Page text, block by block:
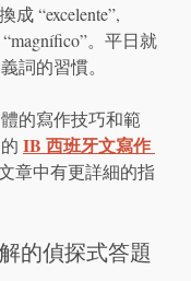
成 “excelente”,
“magnífico”。平日就
詞的習慣。
的寫作技巧和範
IB 西班牙文寫作
章中有更詳細的指
的偵探式答題